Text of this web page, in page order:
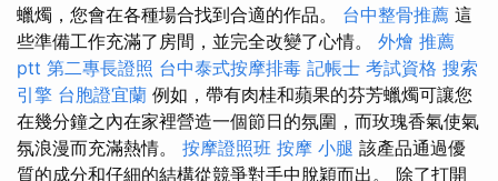
蠟燭，您會在各種場合找到合適的作品。 台中整骨推薦 這
些準備工作充滿了房間，並完全改變了心情。 外燴 推薦
ptt 第二專長證照 台中泰式按摩排毒 記帳士 考試資格 搜索
引擎 台胞證宜蘭 例如，帶有肉桂和蘋果的芬芳蠟燭可讓您
在幾分鐘之內在家裡營造一個節日的氛圍，而玫瑰香氣使氣
氛浪漫而充滿熱情。 按摩證照班 按摩 小腿 該產品通過優
質的成分和仔細的結構從競爭對手中脫穎而出。 除了打開